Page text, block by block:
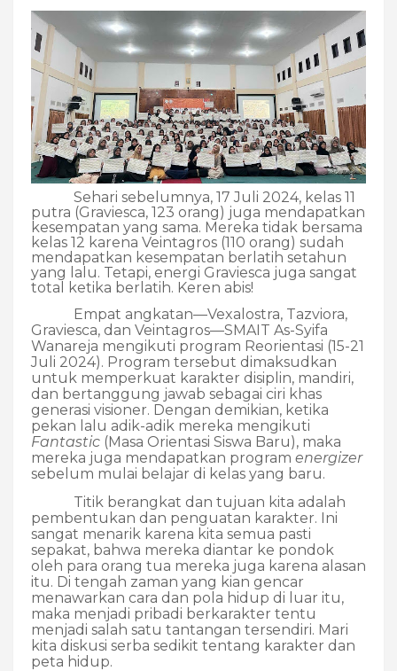
Sehari sebelumnya, 17 Juli 2024, kelas 11
putra (Graviesca, 123 orang) juga mendapatkan
kesempatan yang sama. Mereka tidak bersama
kelas 12 karena Veintagros (110 orang) sudah
mendapatkan kesempatan berlatih setahun
yang lalu. Tetapi, energi Graviesca juga sangat
total ketika berlatih. Keren abis!
Empat angkatan—Vexalostra, Tazviora,
Graviesca, dan Veintagros—SMAIT As-Syifa
Wanareja mengikuti program Reorientasi (15-21
Juli 2024). Program tersebut dimaksudkan
untuk memperkuat karakter disiplin, mandiri,
dan bertanggung jawab sebagai ciri khas
generasi visioner. Dengan demikian, ketika
pekan lalu adik-adik mereka mengikuti
Fantastic (Masa Orientasi Siswa Baru), maka
mereka juga mendapatkan program energizer
sebelum mulai belajar di kelas yang baru.
Titik berangkat dan tujuan kita adalah
pembentukan dan penguatan karakter. Ini
sangat menarik karena kita semua pasti
sepakat, bahwa mereka diantar ke pondok
oleh para orang tua mereka juga karena alasan
itu. Di tengah zaman yang kian gencar
menawarkan cara dan pola hidup di luar itu,
maka menjadi pribadi berkarakter tentu
menjadi salah satu tantangan tersendiri. Mari
kita diskusi serba sedikit tentang karakter dan
peta hidup.